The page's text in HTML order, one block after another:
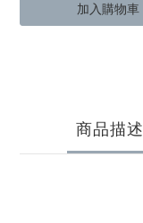
加入購物車
商品描述